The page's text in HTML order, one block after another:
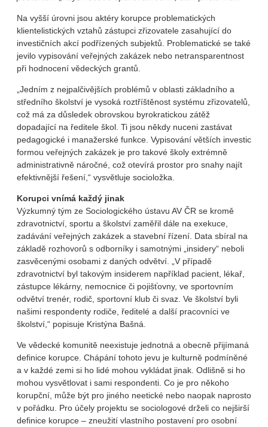
Na vyšší úrovni jsou aktéry korupce problematických
klientelistických vztahů zástupci zřizovatele zasahující do
investičních akcí podřízených subjektů. Problematické se také
jevilo vypisování veřejných zakázek nebo netransparentnost
při hodnocení vědeckých grantů.
„Jedním z nejpalčivějších problémů v oblasti základního a
středního školství je vysoká roztříštěnost systému zřizovatelů,
což má za důsledek obrovskou byrokratickou zátěž
dopadající na ředitele škol. Ti jsou někdy nuceni zastávat
pedagogické i manažerské funkce. Vypisování větších investic
formou veřejných zakázek je pro takové školy extrémně
administrativně náročné, což otevírá prostor pro snahy najít
efektivnější řešení,“ vysvětluje socioložka.
Korupci vnímá každý jinak
Výzkumný tým ze Sociologického ústavu AV ČR se kromě
zdravotnictví, sportu a školství zaměřil dále na exekuce,
zadávání veřejných zakázek a stavební řízení. Data sbíral na
základě rozhovorů s odborníky i samotnými „insidery“ neboli
zasvěcenými osobami z daných odvětví. „V případě
zdravotnictví byl takovým insiderem například pacient, lékař,
zástupce lékárny, nemocnice či pojišťovny, ve sportovním
odvětví trenér, rodič, sportovní klub či svaz. Ve školství byli
našimi respondenty rodiče, ředitelé a další pracovníci ve
školství,“ popisuje Kristýna Bašná.
Ve vědecké komunitě neexistuje jednotná a obecně přijímaná
definice korupce. Chápání tohoto jevu je kulturně podmíněné
a v každé zemi si ho lidé mohou vykládat jinak. Odlišně si ho
mohou vysvětlovat i sami respondenti. Co je pro někoho
korupční, může být pro jiného neetické nebo naopak naprosto
v pořádku. Pro účely projektu se sociologové drželi co nejširší
definice korupce – zneužití vlastního postavení pro osobní